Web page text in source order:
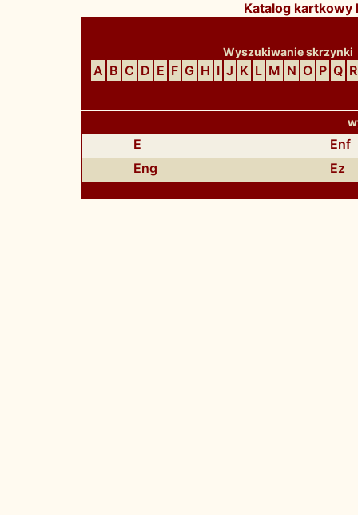
Katalog kartkowy
Wyszukiwanie skrzynki
A B C D E F G H I J K L M N O P Q R
E
Enf
Eng
Ez